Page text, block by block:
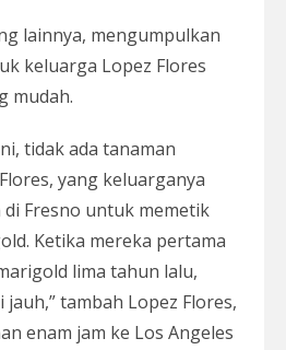
lainnya, mengumpulkan
keluarga Lopez Flores
mudah.
tidak ada tanaman
yang keluarganya
Fresno untuk memetik
Ketika mereka pertama
lima tahun lalu,
tambah Lopez Flores,
enam jam ke Los Angeles